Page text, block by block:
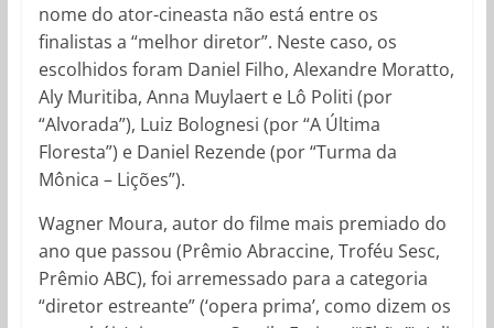
nome do ator-cineasta não está entre os
finalistas a “melhor diretor”. Neste caso, os
escolhidos foram Daniel Filho, Alexandre Moratto,
Aly Muritiba, Anna Muylaert e Lô Politi (por
“Alvorada”), Luiz Bolognesi (por “A Última
Floresta”) e Daniel Rezende (por “Turma da
Mônica – Lições”).
Wagner Moura, autor do filme mais premiado do
ano que passou (Prêmio Abraccine, Troféu Sesc,
Prêmio ABC), foi arremessado para a categoria
“diretor estreante” (‘opera prima’, como dizem os